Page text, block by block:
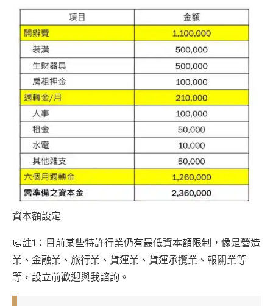
資本額設定
📃註1：目前某些特許行業仍有最低資本額限制，像是營造
業、金融業、旅行業、貨運業、貨運承攬業、報關業等
等，設立前歡迎與我諮詢。